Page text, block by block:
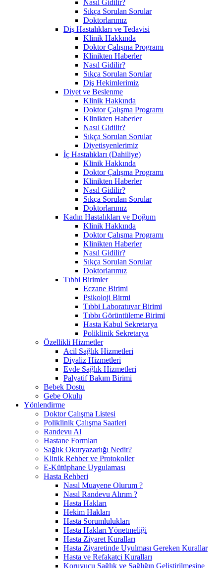
Nasıl Gidilir?
Sıkça Sorulan Sorular
Doktorlarımız
Diş Hastalıkları ve Tedavisi
Klinik Hakkında
Doktor Çalışma Programı
Klinikten Haberler
Nasıl Gidilir?
Sıkça Sorulan Sorular
Diş Hekimlerimiz
Diyet ve Beslenme
Klinik Hakkında
Doktor Çalışma Programı
Klinikten Haberler
Nasıl Gidilir?
Sıkça Sorulan Sorular
Diyetisyenlerimiz
İç Hastalıkları (Dahiliye)
Klinik Hakkında
Doktor Çalışma Programı
Klinikten Haberler
Nasıl Gidilir?
Sıkça Sorulan Sorular
Doktorlarımız
Kadın Hastalıkları ve Doğum
Klinik Hakkında
Doktor Çalışma Programı
Klinikten Haberler
Nasıl Gidilir?
Sıkça Sorulan Sorular
Doktorlarımız
Tıbbi Birimler
Eczane Birimi
Psikoloji Birmi
Tıbbi Laboratuvar Birimi
Tıbbı Görüntüleme Birimi
Hasta Kabul Sekretarya
Poliklinik Sekretarya
Özellikli Hizmetler
Acil Sağlık Hizmetleri
Diyaliz Hizmetleri
Evde Sağlık Hizmetleri
Palyatif Bakım Birimi
Bebek Dostu
Gebe Okulu
Yönlendirme
Doktor Çalışma Listesi
Poliklinik Çalışma Saatleri
Randevu Al
Hastane Formları
Sağlık Okuryazarlığı Nedir?
Klinik Rehber ve Protokoller
E-Kütüphane Uygulaması
Hasta Rehberi
Nasıl Muayene Olurum ?
Nasıl Randevu Alırım ?
Hasta Hakları
Hekim Hakları
Hasta Sorumlulukları
Hasta Hakları Yönetmeliği
Hasta Ziyaret Kuralları
Hasta Ziyaretinde Uyulması Gereken Kurallar
Hasta ve Refakatçi Kuralları
Koruyucu Sağlık ve Sağlığın Geliştirilmesine